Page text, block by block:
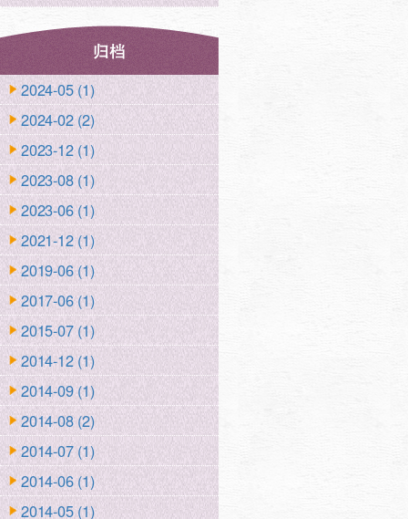
2024-05 (1)
2024-02 (2)
2023-12 (1)
2023-08 (1)
2023-06 (1)
2021-12 (1)
2019-06 (1)
2017-06 (1)
2015-07 (1)
2014-12 (1)
2014-09 (1)
2014-08 (2)
2014-07 (1)
2014-06 (1)
2014-05 (1)